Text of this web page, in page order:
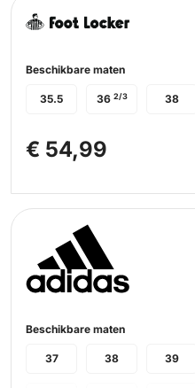
Beschikbare maten
36 2/3 38
35.5
€ 54,99
Beschikbare maten
37 38 39